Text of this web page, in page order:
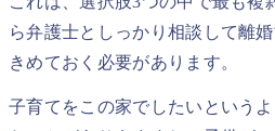
ら弁護士としっかり相談して離
きめておく必要があります。
子育てをこの家でしたいという